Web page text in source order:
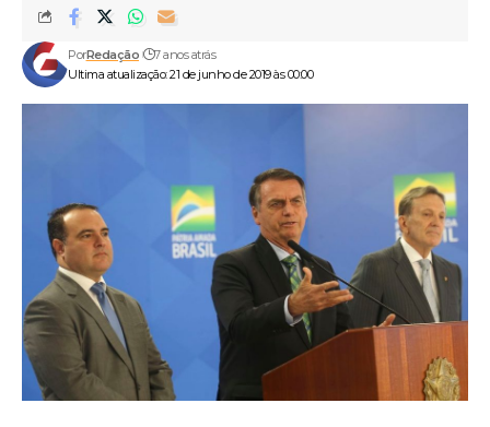
Ultima atualização: 21 de junho de 2019 às 00:00
PorRedação 7 anos atrás